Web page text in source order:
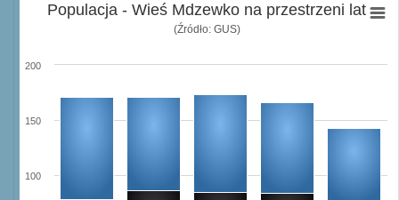
Populacja - Wieś Mdzewko na przestrzeni lat
(Źródło: GUS)
100
150
200